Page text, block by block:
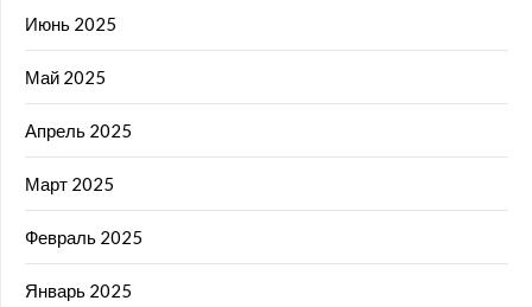
Июнь 2025
Май 2025
Апрель 2025
Март 2025
Февраль 2025
Январь 2025